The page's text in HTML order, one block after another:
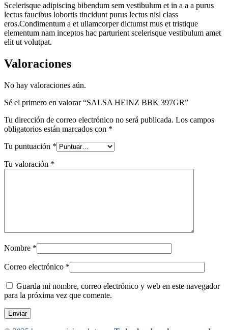
Scelerisque adipiscing bibendum sem vestibulum et in a a a purus
lectus faucibus lobortis tincidunt purus lectus nisl class
eros.Condimentum a et ullamcorper dictumst mus et tristique
elementum nam inceptos hac parturient scelerisque vestibulum amet
elit ut volutpat.
Valoraciones
No hay valoraciones aún.
Sé el primero en valorar “SALSA HEINZ BBK 397GR”
Tu dirección de correo electrónico no será publicada. Los campos
obligatorios están marcados con *
Tu puntuación *
Tu valoración *
Nombre *
Correo electrónico *
Guarda mi nombre, correo electrónico y web en este navegador
para la próxima vez que comente.